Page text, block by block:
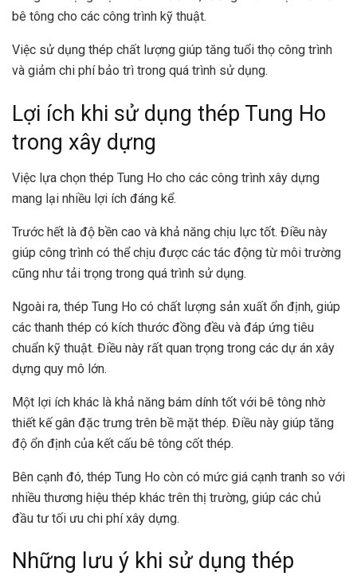
bê tông cho các công trình kỹ thuật.
Việc sử dụng thép chất lượng giúp tăng tuổi thọ công trình
và giảm chi phí bảo trì trong quá trình sử dụng.
Lợi ích khi sử dụng thép Tung Ho
trong xây dựng
Việc lựa chọn thép Tung Ho cho các công trình xây dựng
mang lại nhiều lợi ích đáng kể.
Trước hết là độ bền cao và khả năng chịu lực tốt. Điều này
giúp công trình có thể chịu được các tác động từ môi trường
cũng như tải trọng trong quá trình sử dụng.
Ngoài ra, thép Tung Ho có chất lượng sản xuất ổn định, giúp
các thanh thép có kích thước đồng đều và đáp ứng tiêu
chuẩn kỹ thuật. Điều này rất quan trọng trong các dự án xây
dựng quy mô lớn.
Một lợi ích khác là khả năng bám dính tốt với bê tông nhờ
thiết kế gân đặc trưng trên bề mặt thép. Điều này giúp tăng
độ ổn định của kết cấu bê tông cốt thép.
Bên cạnh đó, thép Tung Ho còn có mức giá cạnh tranh so với
nhiều thương hiệu thép khác trên thị trường, giúp các chủ
đầu tư tối ưu chi phí xây dựng.
Những lưu ý khi sử dụng thép